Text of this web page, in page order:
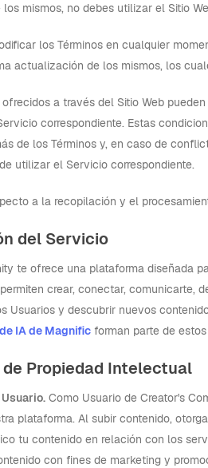
mismos, no debes utilizar el Sitio
los Términos en cualquier
actualización de los mismos, los
a través del Sitio Web
correspondiente. Estas
de los Términos y, en caso de
utilizar el Servicio correspondiente.
a la recopilación y el
del Servicio
te ofrece una plataforma diseñada
crear, conectar, comunicarte,
Usuarios y descubrir nuevos
IA de Magnific forman parte de
de Propiedad Intelectual
Usuario. Como Usuario de Creator's
plataforma. Al subir contenido,
tu contenido en relación con los
con fines de marketing y